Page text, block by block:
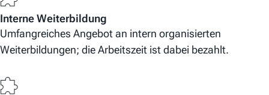
Interne Weiterbildung
Umfangreiches Angebot an intern organisierten
Weiterbildungen; die Arbeitszeit ist dabei bezahlt.